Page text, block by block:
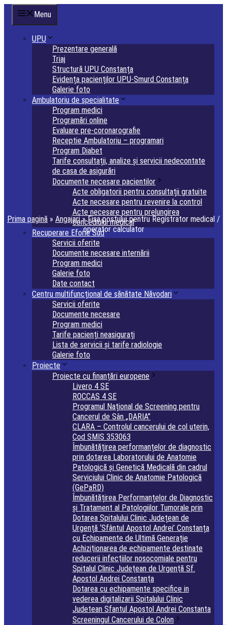
Sari
conținut
Menu
UPU
Prezentare generală
Triaj
Structură UPU Constanța
Evidența pacienților UPU-Smurd Constanța
Galerie foto
Ambulatoriu de specialitate
Program medici
Programări online
Evaluare pre-coronarografie
Receptie Ambulatoriu – programari
Program Diabet
Tarife consultații, analize și servicii nedecontate
de casa de asigurări
Documente necesare pacientilor
Acte obligatorii pentru consultații gratuite
Acte necesare pentru revenire la control
Acte necesare pentru prelungirea
concediului medical
Recuperare Eforie Sud
Servicii oferite
Documente necesare internării
Program medici
Galerie foto
Date contact
Centru multifuncțional de sănătate Năvodari
Servicii oferite
Documente necesare
Program medici
Tarife pacienți neasigurați
Lista de servicii și tarife radiologie
Galerie foto
Proiecte
Proiecte cu finanțări europene
Livero 4 SE
ROCCAS 4 SE
Programul Național de Screening pentru
Cancerul de Sân „DARIA”
CLARA – Controlul cancerului de col uterin,
Cod SMIS 353063
Îmbunătățirea performanțelor de diagnostic
prin dotarea Laboratorului de Anatomie
Patologică și Genetică Medicală din cadrul
Serviciului Clinic de Anatomie Patologică
(GePaRD)
Îmbunătățirea Performanțelor de Diagnostic
și Tratament al Patologiilor Tumorale prin
Dotarea Spitalului Clinic Județean de
Urgență ‘Sfântul Apostol Andrei’ Constanța
cu Echipamente de Ultimă Generație
Achiziţionarea de echipamente destinate
reducerii infecţiilor nosocomiale pentru
Spitalul Clinic Judeţean de Urgenţă Sf.
Apostol Andrei Constanţa
Dotarea cu echipamente specifice in
vederea digitalizarii Spitalului Clinic
Judetean Sfantul Apostol Andrei Constanta
Screeningul Cancerului de Colon
Prima pagină » Angajari »Fisa postului pentru Registrator medical /
operator calculator